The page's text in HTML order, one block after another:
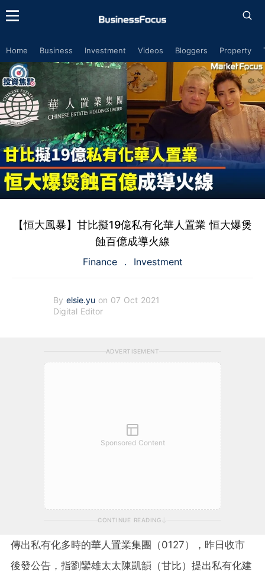
Home Business Investment Videos Bloggers Property
【恒大風暴】甘比擬19億私有化華人置業 恒大爆煲
蝕百億成導火線
Finance Investment
By elsie.yu on 07 Oct 2021
Digital Editor
ADVERTISEMENT
Sponsored Content
CONTINUE READING
傳出私有化多時的華人置業集團（0127），昨日收市
後發公告，指劉鑾雄太太陳凱韻（甘比）提出私有化建